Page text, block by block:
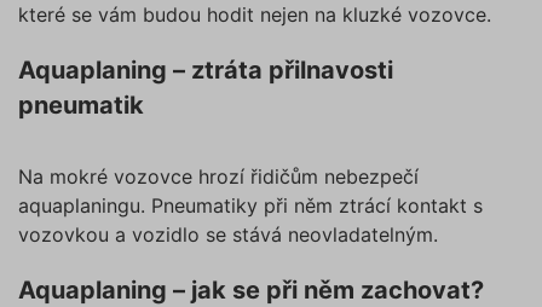
které se vám budou hodit nejen na kluzké vozovce.
Aquaplaning – ztráta přilnavosti
pneumatik
Na mokré vozovce hrozí řidičům nebezpečí
aquaplaningu. Pneumatiky při něm ztrácí kontakt s
vozovkou a vozidlo se stává neovladatelným.
Aquaplaning – jak se při něm zachovat?